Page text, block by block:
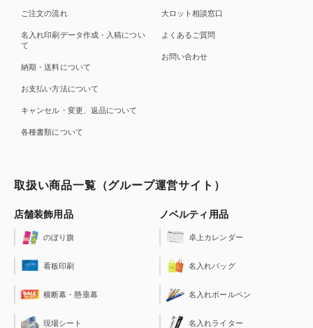
ご注文の流れ
名入れ印刷データ作成・入稿につい
て
納期・送料について
お支払い方法について
キャンセル・変更、返品について
各種書類について
大ロット相談窓口
よくあるご質問
お問い合わせ
取扱い商品一覧（グループ運営サイト）
店舗装飾用品
のぼり旗
看板印刷
横断幕・懸垂幕
現場シート
ノベルティ用品
卓上カレンダー
名入れバッグ
名入れボールペン
名入れライター